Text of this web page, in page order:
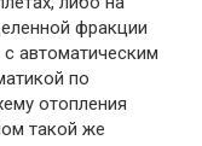
фракции
автоматическим
по
отопления
такой же